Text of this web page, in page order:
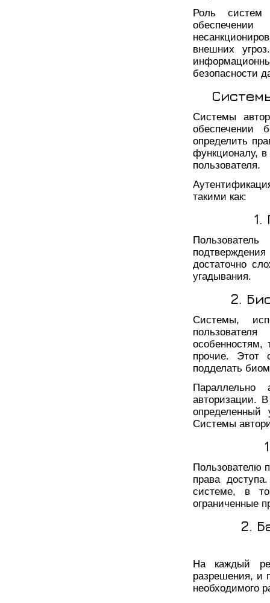
Роль систем
внешних
безопасности
Системы
обеспечении
определить
функционалу, в
пользователя.
такими как:
достаточно
угадывания.
2.
Системы,
особенностям,
прочие. Этот
подделать
Параллельно
авторизации.
Системы
Пользователю
права
системе, в
ограниченные
2.
На каждый
разрешения, и
необходимого